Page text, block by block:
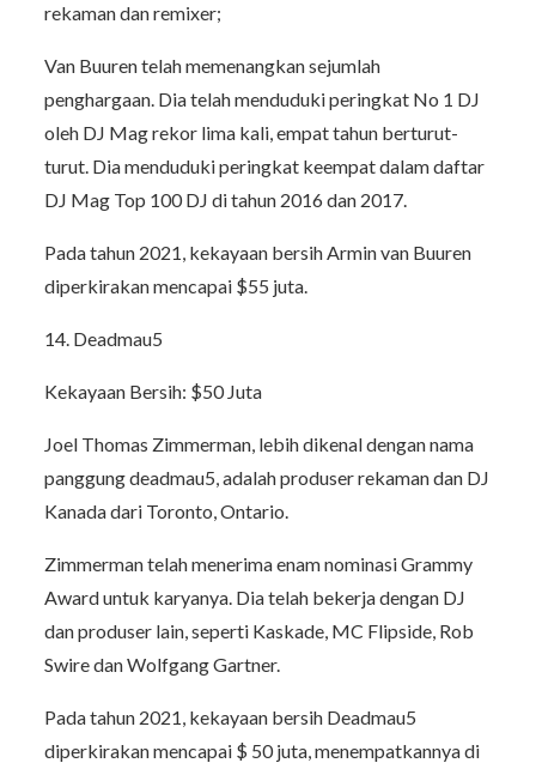
rekaman dan remixer;
Van Buuren telah memenangkan sejumlah
penghargaan. Dia telah menduduki peringkat No 1 DJ
oleh DJ Mag rekor lima kali, empat tahun berturut-
turut. Dia menduduki peringkat keempat dalam daftar
DJ Mag Top 100 DJ di tahun 2016 dan 2017.
Pada tahun 2021, kekayaan bersih Armin van Buuren
diperkirakan mencapai $55 juta.
14. Deadmau5
Kekayaan Bersih: $50 Juta
Joel Thomas Zimmerman, lebih dikenal dengan nama
panggung deadmau5, adalah produser rekaman dan DJ
Kanada dari Toronto, Ontario.
Zimmerman telah menerima enam nominasi Grammy
Award untuk karyanya. Dia telah bekerja dengan DJ
dan produser lain, seperti Kaskade, MC Flipside, Rob
Swire dan Wolfgang Gartner.
Pada tahun 2021, kekayaan bersih Deadmau5
diperkirakan mencapai $ 50 juta, menempatkannya di